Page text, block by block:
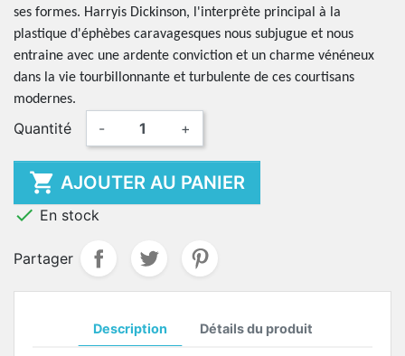
ses formes. Harryis Dickinson, l'interprète principal à la
plastique d'éphèbes caravagesques nous subjugue et nous
entraine avec une ardente conviction et un charme vénéneux
dans la vie tourbillonnante et turbulente de ces courtisans
modernes.
Quantité - +
 AJOUTER AU PANIER
 En stock
Partager
Description Détails du produit